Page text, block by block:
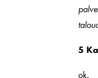
5
ok.